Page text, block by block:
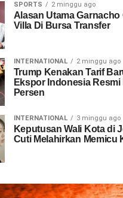
SPORTS 2 minggu ago
Alasan Utama
Villa Di Bursa Transfer
INTERNATIONAL 2 minggu ago
Trump Kenakan Tarif
Ekspor Indonesia Resmi
Persen
INTERNATIONAL 3 minggu ago
Keputusan Wali Kota di
Cuti Melahirkan Memicu